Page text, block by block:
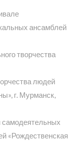
ансамблей
творчества
людей
г. Мурманск,
самодеятельных
«Рождественская